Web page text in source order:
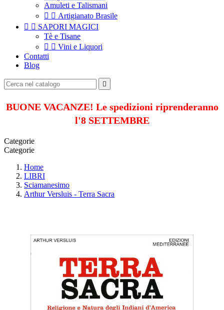
Amuleti e Talismani
  Artigianato Brasile
  SAPORI MAGICI
Tè e Tisane
  Vini e Liquori
Contatti
Blog

BUONE VACANZE! Le spedizioni riprenderanno
l'8 SETTEMBRE
Categorie
Categorie
Home
LIBRI
Sciamanesimo
Arthur Versluis - Terra Sacra